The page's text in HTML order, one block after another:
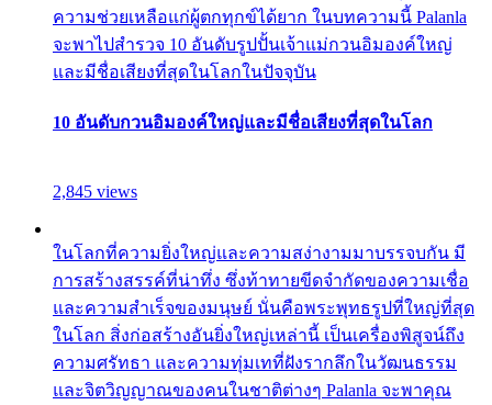
ความช่วยเหลือแก่ผู้ตกทุกข์ได้ยาก ในบทความนี้ Palanla
จะพาไปสำรวจ 10 อันดับรูปปั้นเจ้าแม่กวนอิมองค์ใหญ่
และมีชื่อเสียงที่สุดในโลกในปัจจุบัน
10 อันดับกวนอิมองค์ใหญ่และมีชื่อเสียงที่สุดในโลก
2,845 views
ในโลกที่ความยิ่งใหญ่และความสง่างามมาบรรจบกัน มี
การสร้างสรรค์ที่น่าทึ่ง ซึ่งท้าทายขีดจำกัดของความเชื่อ
และความสำเร็จของมนุษย์ นั่นคือพระพุทธรูปที่ใหญ่ที่สุด
ในโลก สิ่งก่อสร้างอันยิ่งใหญ่เหล่านี้ เป็นเครื่องพิสูจน์ถึง
ความศรัทธา และความทุ่มเทที่ฝังรากลึกในวัฒนธรรม
และจิตวิญญาณของคนในชาติต่างๆ Palanla จะพาคุณ